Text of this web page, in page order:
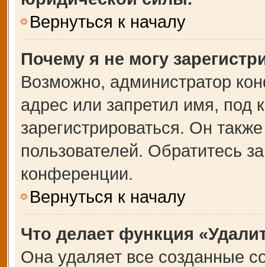
Вернуться к началу
Почему я не могу
Возможно, администратор
адрес или запретил имя, под
зарегистрироваться. Он
пользователей. Обратитесь
конференции.
Вернуться к началу
Что делает функция
Она удаляет все созданные